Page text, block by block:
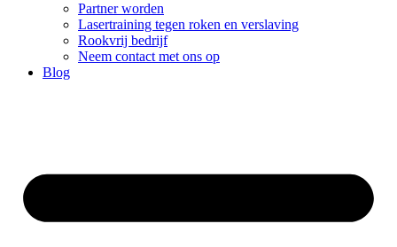
Partner worden
Lasertraining tegen roken en verslaving
Rookvrij bedrijf
Neem contact met ons op
Blog